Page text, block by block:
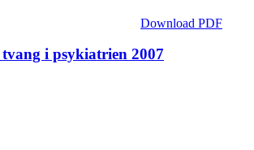
Download PDF
i psykiatrien 2007